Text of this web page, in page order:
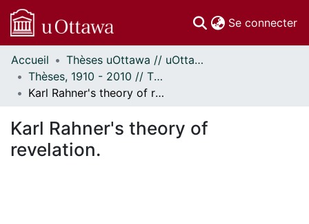
Se connecter
Communautés
et collections
Parcourir
À propos
Accueil
Thèses uOttawa // uOttawa Theses
Thèses, 1910 - 2010 // Theses, 1910 - 2010
Karl Rahner's theory of revelation.
Karl Rahner's theory of
revelation.